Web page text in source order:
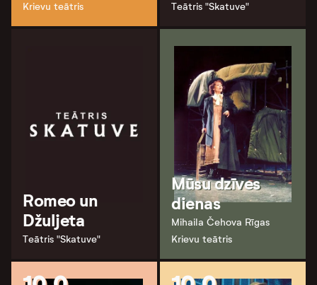
Krievu teātris
Teātris "Skatuve"
Romeo un
Džuljeta
Teātris "Skatuve"
Mūsu dzīves
dienas
Mihaila Čehova Rīgas
Krievu teātris